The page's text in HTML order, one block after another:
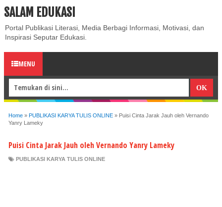
ABOUT CONTACT US
SALAM EDUKASI
Portal Publikasi Literasi, Media Berbagi Informasi, Motivasi, dan
Inspirasi Seputar Edukasi.
MENU
Home » PUBLIKASI KARYA TULIS ONLINE » Puisi Cinta Jarak Jauh oleh Vernando
Yanry Lameky
Puisi Cinta Jarak Jauh oleh Vernando Yanry Lameky
PUBLIKASI KARYA TULIS ONLINE